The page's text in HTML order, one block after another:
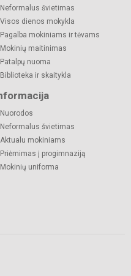
Neformalus švietimas
Visos dienos mokykla
Pagalba mokiniams ir tėvams
Mokinių maitinimas
Patalpų nuoma
Biblioteka ir skaitykla
Nuorodos
Neformalus švietimas
Aktualu mokiniams
Priėmimas į progimnaziją
Mokinių uniforma